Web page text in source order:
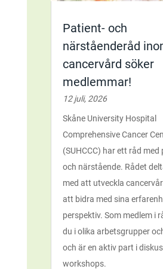
Patient- och
närståenderåd
cancervård söker
medlemmar!
12 juli, 2026
Skåne University Hospital
Comprehensive Cancer
(SUHCCC) har ett råd med
och närstående. Rådet
med att utveckla
att bidra med sina
perspektiv. Som medlem i
du i olika arbetsgrupper
och är en aktiv part i
workshops.